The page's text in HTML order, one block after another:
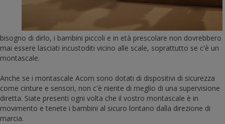
bisogno di dirlo, i bambini piccoli e in età prescolare non dovrebbero
mai essere lasciati incustoditi vicino alle scale, soprattutto se c'è un
montascale.
Anche se i montascale Acorn sono dotati di dispositivi di sicurezza
come cinture e sensori, non c'è niente di meglio di una supervisione
diretta. Siate presenti ogni volta che il vostro montascale è in
movimento e tenete i bambini al sicuro lontano dalla direzione di
marcia.